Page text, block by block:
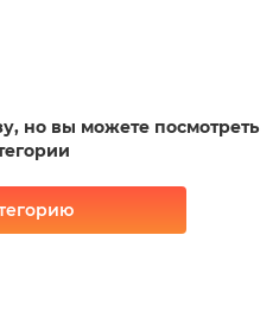
но вы можете посмотреть